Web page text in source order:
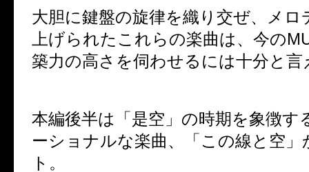
大胆に鍵盤の旋律を織り交ぜ、メロ
上げられたこれらの楽曲は、今の
築力の高さを伺わせるには十分と言
本編後半は「是空」の時期を象徴す
ーショナルな楽曲、「この線と空」
ト。